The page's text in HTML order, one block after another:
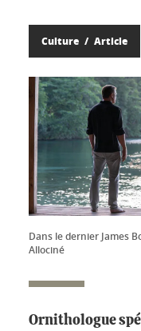
Culture Article
Dans le dernier James
Allociné
Ornithologue